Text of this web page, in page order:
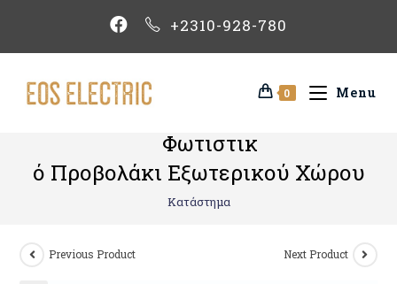
+2310-928-780
0 Menu
Φωτιστικ
ό Προβολάκι Εξωτερικού Χώρου
Κατάστημα
Previous Product Next Product